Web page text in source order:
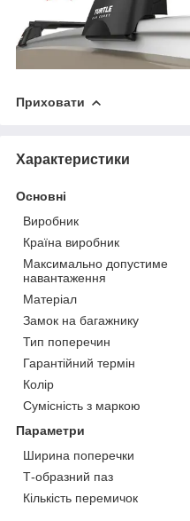
Приховати
Характеристики
Основні
Виробник
Країна виробник
Максимально допустиме
навантаження
Матеріал
Замок на багажнику
Тип поперечин
Гарантійний термін
Колір
Сумісність з маркою
Параметри
Ширина поперечки
Т-образний паз
Кількість перемичок